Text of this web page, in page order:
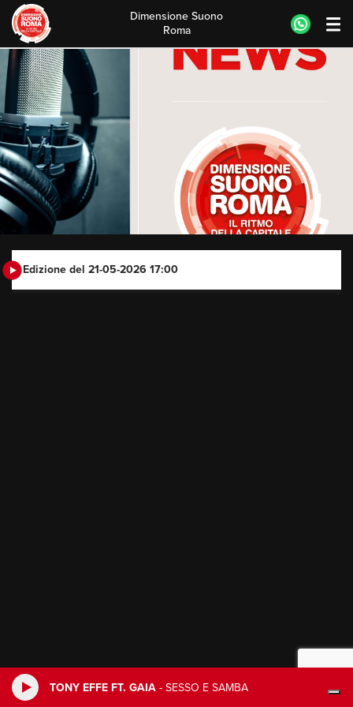
TONY EFFE FT. GAIA - SESSO E SAMBA
Skip
to
content
Dimensione Suono
Roma
Edizione del 21-05-2026 17:00